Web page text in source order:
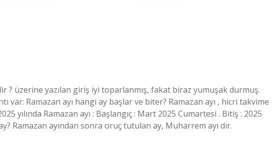
? üzerine yazılan giriş iyi toparlanmış, fakat biraz yumuşak durmuş.
var: Ramazan ayı hangi ay başlar ve biter? Ramazan ayı , hicri takvime
yılında Ramazan ayı : Başlangıç : Mart 2025 Cumartesi . Bitiş : 2025
Ramazan ayından sonra oruç tutulan ay, Muharrem ayı dır.